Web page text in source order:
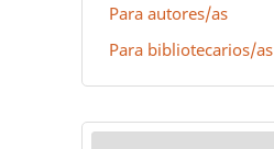
Para autores/as
Para bibliotecarios/as